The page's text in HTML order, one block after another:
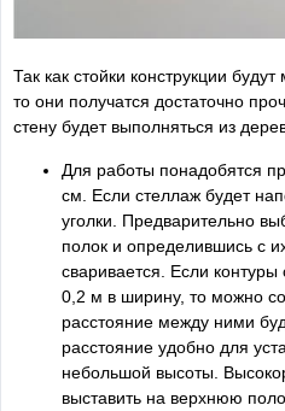
Так как стойки конструкции
то они получатся достаточно
стену будет выполняться из
Для работы понадобятся
см. Если стеллаж будет
уголки. Предварительно
полок и определившись с
сваривается. Если
0,2 м в ширину, то можно
расстояние между ними
расстояние удобно для
небольшой высоты.
выставить на верхнюю